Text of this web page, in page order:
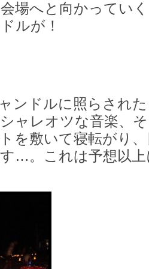
場へと向かってい
ルが！
ンドルに照らされ
ャレオツな音楽、
を敷いて寝転がり
…。これは予想以